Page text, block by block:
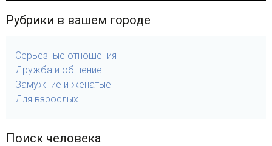
Рубрики в вашем городе
Серьезные отношения
Дружба и общение
Замужние и женатые
Для взрослых
Поиск человека